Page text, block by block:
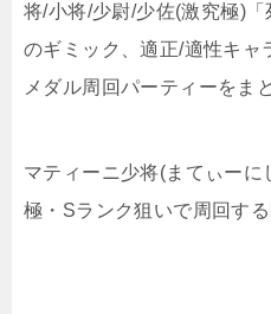
将/小将/少尉/少佐(激究極)「
のギミック、適正/適性キャ
メダル周回パーティーをま
マティーニ少将(まてぃー
極・Sランク狙いで周回す